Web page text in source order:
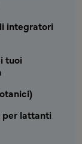
integratori
tuoi
per lattanti